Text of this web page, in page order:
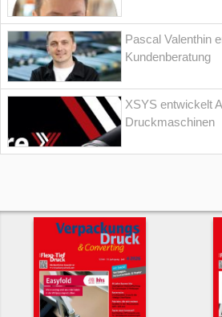
Pascal Valenthin
Kundenberatung
XSYS entwickelt
Druckmaschinen